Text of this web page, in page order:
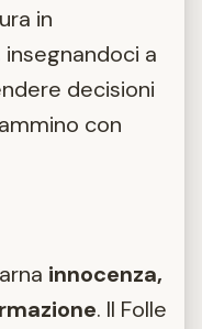
in
a
decisioni
con
innocenza,
. Il Folle